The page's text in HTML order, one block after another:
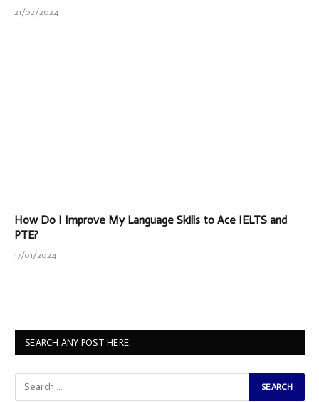
21/02/2024
How Do I Improve My Language Skills to Ace IELTS and
PTE?
17/01/2024
SEARCH ANY POST HERE..